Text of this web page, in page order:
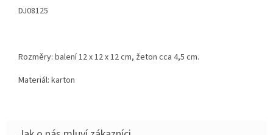
DJ08125
Rozměry: balení 12 x 12 x 12 cm, žeton cca 4,5 cm.
Materiál: karton